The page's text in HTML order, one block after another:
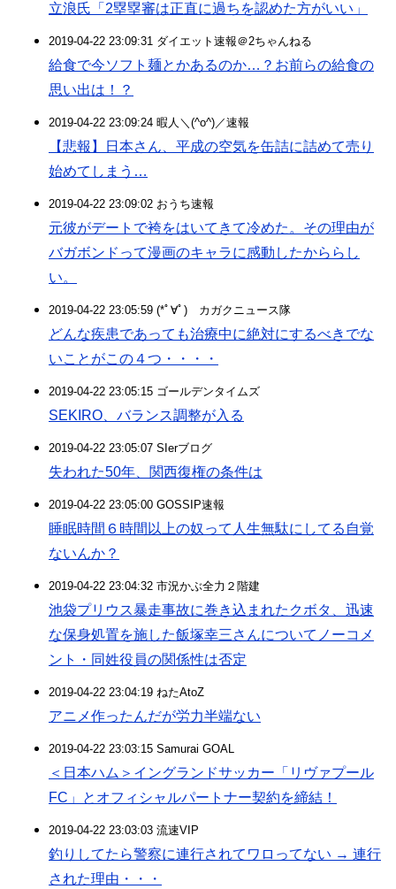
立浪氏「2塁塁審は正直に過ちを認めた方がいい」
2019-04-22 23:09:31 ダイエット速報＠2ちゃんねる
給食で今ソフト麺とかあるのか…？お前らの給食の
思い出は！？
2019-04-22 23:09:24 暇人＼(^o^)／速報
【悲報】日本さん、平成の空気を缶詰に詰めて売り
始めてしまう…
2019-04-22 23:09:02 おうち速報
元彼がデートで袴をはいてきて冷めた。その理由が
バガボンドって漫画のキャラに感動したかららし
い。
2019-04-22 23:05:59 (*ﾟ∀ﾟ)ゞカガクニュース隊
どんな疾患であっても治療中に絶対にするべきでな
いことがこの４つ・・・・
2019-04-22 23:05:15 ゴールデンタイムズ
SEKIRO、バランス調整が入る
2019-04-22 23:05:07 SIerブログ
失われた50年、関西復権の条件は
2019-04-22 23:05:00 GOSSIP速報
睡眠時間６時間以上の奴って人生無駄にしてる自覚
ないんか？
2019-04-22 23:04:32 市況かぶ全力２階建
池袋プリウス暴走事故に巻き込まれたクボタ、迅速
な保身処置を施した飯塚幸三さんについてノーコメ
ント・同姓役員の関係性は否定
2019-04-22 23:04:19 ねたAtoZ
アニメ作ったんだが労力半端ない
2019-04-22 23:03:15 Samurai GOAL
＜日本ハム＞イングランドサッカー「リヴァプール
FC」とオフィシャルパートナー契約を締結！
2019-04-22 23:03:03 流速VIP
釣りしてたら警察に連行されてワロってない → 連行
された理由・・・